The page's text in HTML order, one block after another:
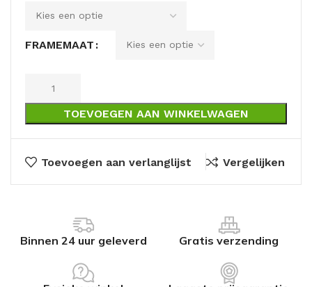
FRAMEMAAT
TOEVOEGEN AAN WINKELWAGEN
Toevoegen aan verlanglijst Vergelijken
Binnen 24 uur geleverd Gratis verzending